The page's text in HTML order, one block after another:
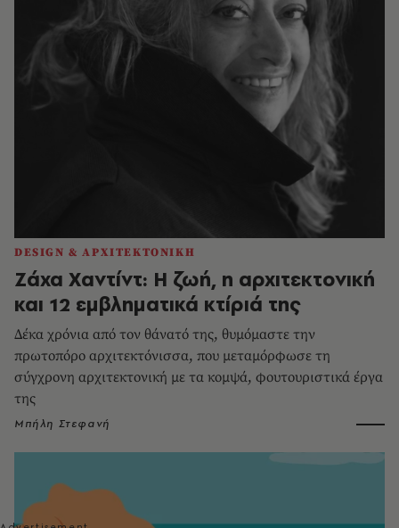
DESIGN & ΑΡΧΙΤΕΚΤΟΝΙΚΗ
Ζάχα Χαντίντ: Η ζωή, η αρχιτεκτονική
και 12 εμβληματικά κτίριά της
Δέκα χρόνια από τον θάνατό της, θυμόμαστε την
πρωτοπόρο αρχιτεκτόνισσα, που μεταμόρφωσε τη
σύγχρονη αρχιτεκτονική με τα κομψά, φουτουριστικά έργα
της
Μπήλη Στεφανή